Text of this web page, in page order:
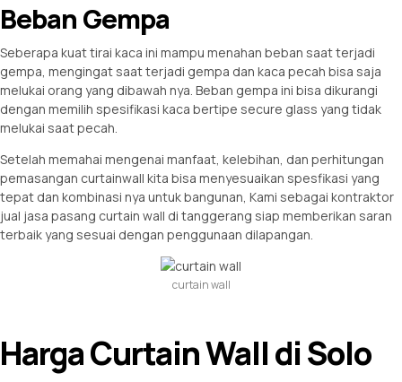
Beban Gempa
Seberapa kuat tirai kaca ini mampu menahan beban saat terjadi
gempa, mengingat saat terjadi gempa dan kaca pecah bisa saja
melukai orang yang dibawah nya. Beban gempa ini bisa dikurangi
dengan memilih spesifikasi kaca bertipe secure glass yang tidak
melukai saat pecah.
Setelah memahai mengenai manfaat, kelebihan, dan perhitungan
pemasangan curtainwall kita bisa menyesuaikan spesfikasi yang
tepat dan kombinasi nya untuk bangunan, Kami sebagai kontraktor
jual jasa pasang curtain wall di tanggerang siap memberikan saran
terbaik yang sesuai dengan penggunaan dilapangan.
curtain wall
Harga Curtain Wall di Solo